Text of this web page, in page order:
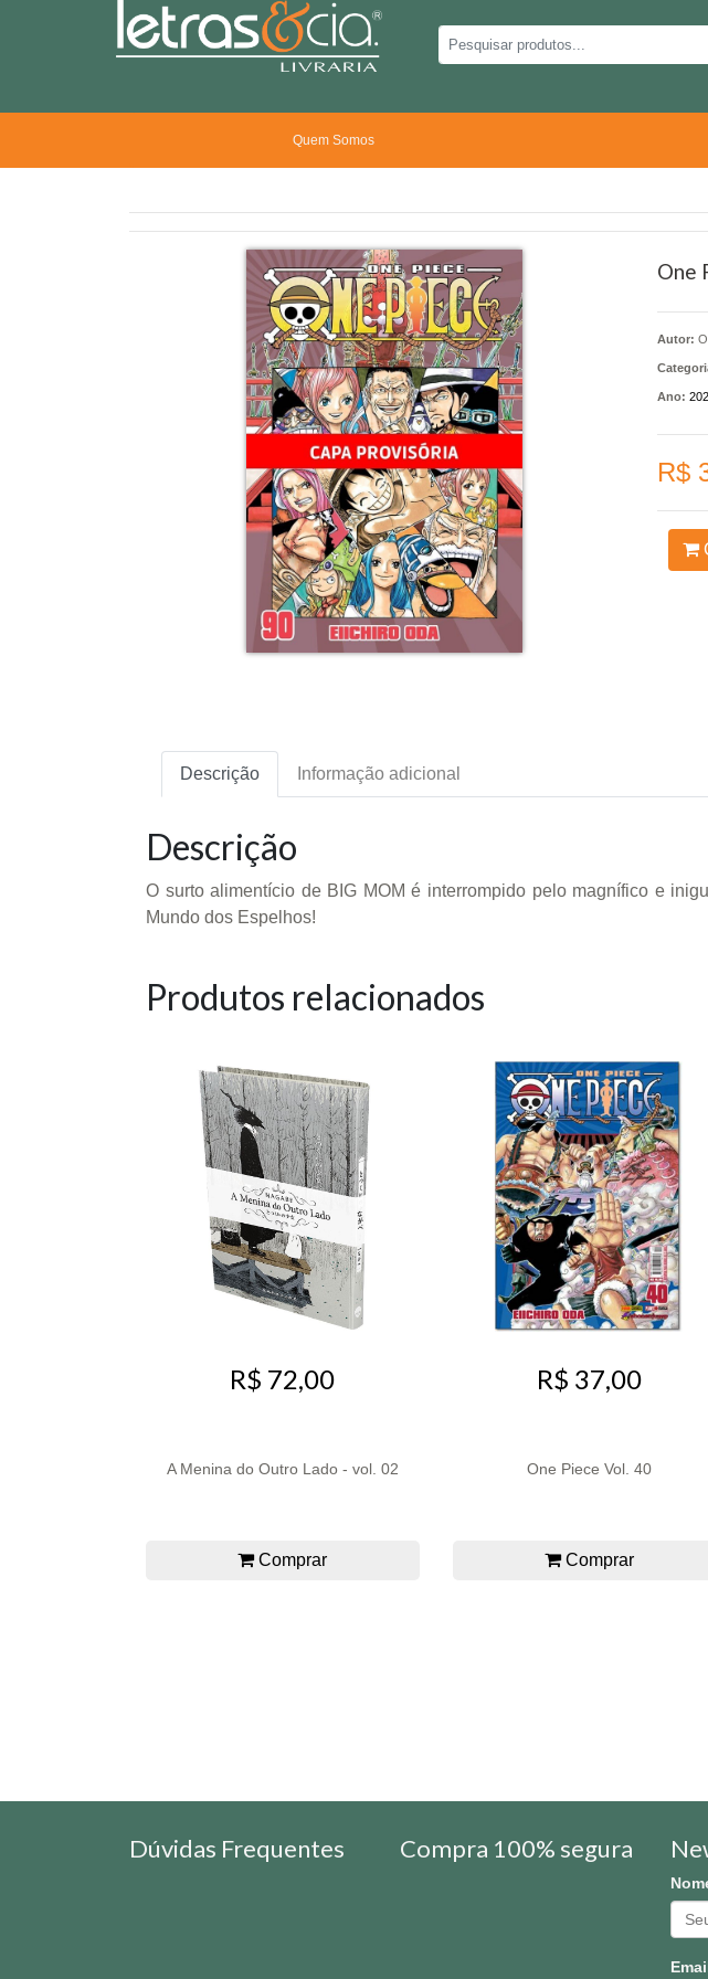
Quem Somos
One
Autor:
Ano:
R$
Descrição Informação adicional
Descrição
O surto alimentício de BIG MOM é interrompido pelo magnífico e
Mundo dos Espelhos!
Produtos relacionados
R$ 72,00
A Menina do Outro Lado - vol. 02
Comprar
R$ 37,00
One Piece Vol. 40
Comprar
Dúvidas Frequentes Compra 100% segura